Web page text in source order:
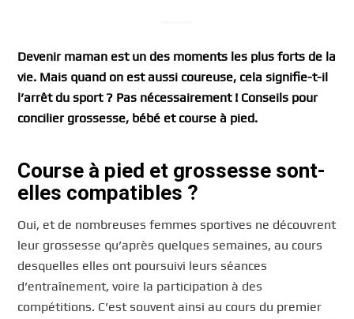
Devenir maman est un des moments les plus forts de la
vie. Mais quand on est aussi coureuse, cela signifie-t-il
l’arrêt du sport ? Pas nécessairement ! Conseils pour
concilier grossesse, bébé et course à pied.
Course à pied et grossesse sont-
elles compatibles ?
Oui, et de nombreuses femmes sportives ne découvrent
leur grossesse qu’après quelques semaines, au cours
desquelles elles ont poursuivi leurs séances
d’entraînement, voire la participation à des
compétitions. C’est souvent ainsi au cours du premier